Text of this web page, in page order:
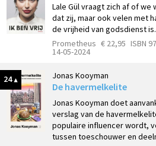
Lale Gül vraagt zich af of we
dat zij, maar ook velen met
de vrijheid van godsdienst is.
Prometheus € 22,95 ISBN
14-05-2024
24 Jonas Kooyman
De havermelkelite
Jonas Kooyman doet
verslag van de
populaire influencer wordt,
tussen toeschouwer en